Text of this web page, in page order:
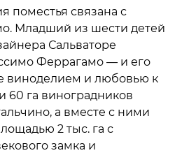
поместья связана с
Младший из шести детей
Сальваторе
Феррагамо — и его
виноделием и любовью к
60 га виноградников
а вместе с ними
2 тыс. га с
замка и